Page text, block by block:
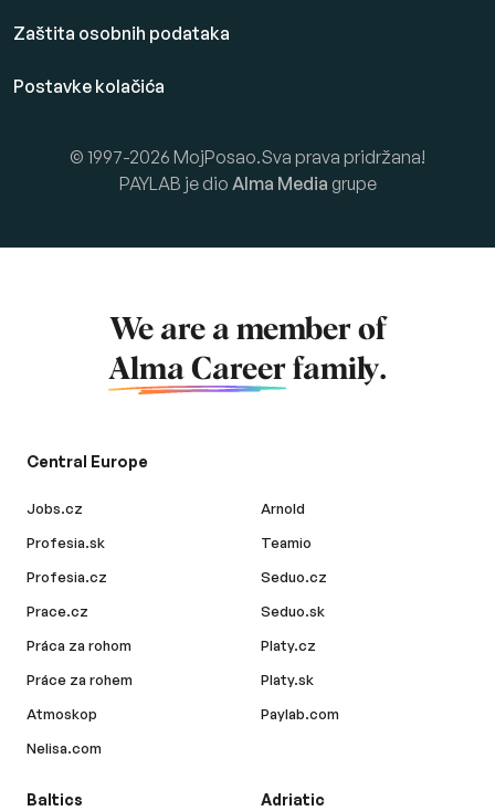
Zaštita osobnih podataka
Postavke kolačića
© 1997-2026 MojPosao.Sva prava pridržana!
PAYLAB je dio Alma Media grupe
We are a member of
Alma Career family.
Central Europe
Jobs.cz
Profesia.sk
Profesia.cz
Prace.cz
Práca za rohom
Práce za rohem
Atmoskop
Nelisa.com
Arnold
Teamio
Seduo.cz
Seduo.sk
Platy.cz
Platy.sk
Paylab.com
Baltics Adriatic